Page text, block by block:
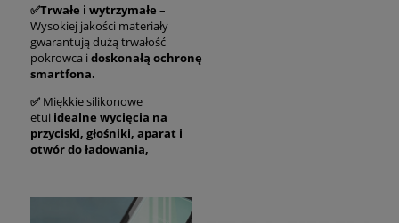
✅Trwałe i wytrzymałe –
Wysokiej jakości materiały
gwarantują dużą trwałość
pokrowca i doskonałą ochronę
smartfona.
✅ Miękkie silikonowe
etui idealne wycięcia na
przyciski, głośniki, aparat i
otwór do ładowania,